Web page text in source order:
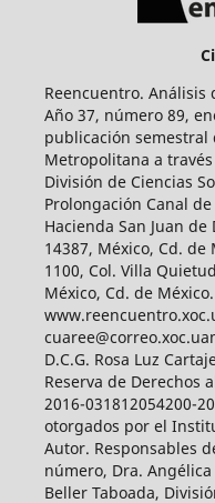
Reencuentro. Análisis
Año 37, número 89,
publicación semestral
Metropolitana a
División de Ciencias
Prolongación Canal
Hacienda San Juan de
14387, México, Cd. de
1100, Col. Villa
México, Cd. de
D.C.G. Rosa Luz
Reserva de Derechos
2016-031812054200-
otorgados por el
Autor. Responsables
número, Dra.
Beller Taboada,